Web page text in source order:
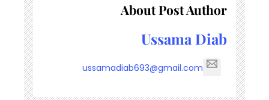
About Post Author
Ussama Diab
ussamadiab693@gmail.com